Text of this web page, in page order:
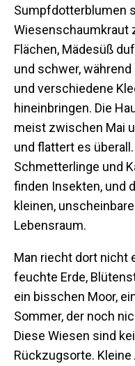
Sumpfdotterblumen
Wiesenschaumkraut
Flächen, Mädesüß
und schwer,
und verschiedene
hineinbringen. Die
meist zwischen Mai
und flattert es
Schmetterlinge und
finden Insekten, und
kleinen,
Lebensraum.
Man riecht dort nicht
feuchte Erde,
ein bisschen Moor,
Sommer, der noch
Diese Wiesen sind
Rückzugsorte.